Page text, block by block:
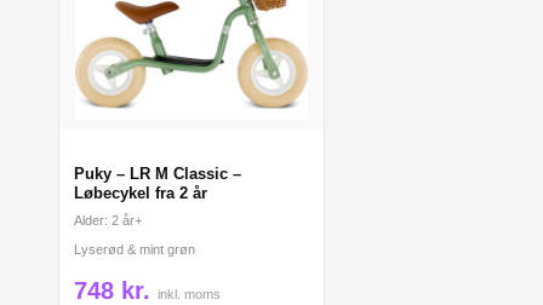
Puky – LR M Classic –
Løbecykel fra 2 år
Alder: 2 år+
Lyserød & mint grøn
748 kr. inkl. moms